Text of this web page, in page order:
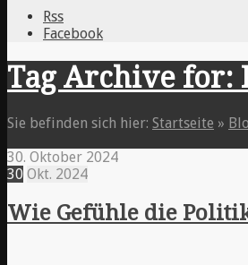
Rss
Facebook
Tag Archive for:
Sie befinden sich hier: Startseite »
30. Oktober 2024
30 Okt. 2024
Wie Gefühle die